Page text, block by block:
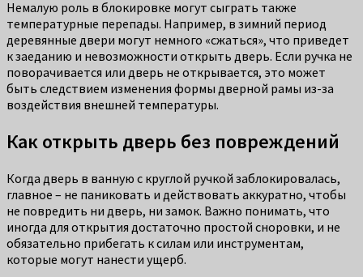
Немалую роль в блокировке могут сыграть также
температурные перепады. Например, в зимний период
деревянные двери могут немного «сжаться», что приведет
к заеданию и невозможности открыть дверь. Если ручка не
поворачивается или дверь не открывается, это может
быть следствием изменения формы дверной рамы из-за
воздействия внешней температуры.
Как открыть дверь без повреждений
Когда дверь в ванную с круглой ручкой заблокировалась,
главное – не паниковать и действовать аккуратно, чтобы
не повредить ни дверь, ни замок. Важно понимать, что
иногда для открытия достаточно простой сноровки, и не
обязательно прибегать к силам или инструментам,
которые могут нанести ущерб.